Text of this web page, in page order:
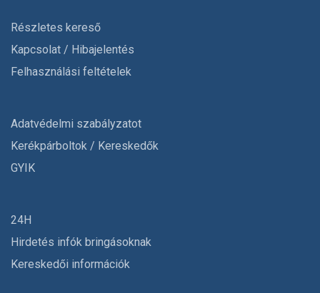
Részletes kereső
Kapcsolat / Hibajelentés
Felhasználási feltételek
Adatvédelmi szabályzatot
Kerékpárboltok / Kereskedők
GYIK
24H
Hirdetés infók bringásoknak
Kereskedői információk